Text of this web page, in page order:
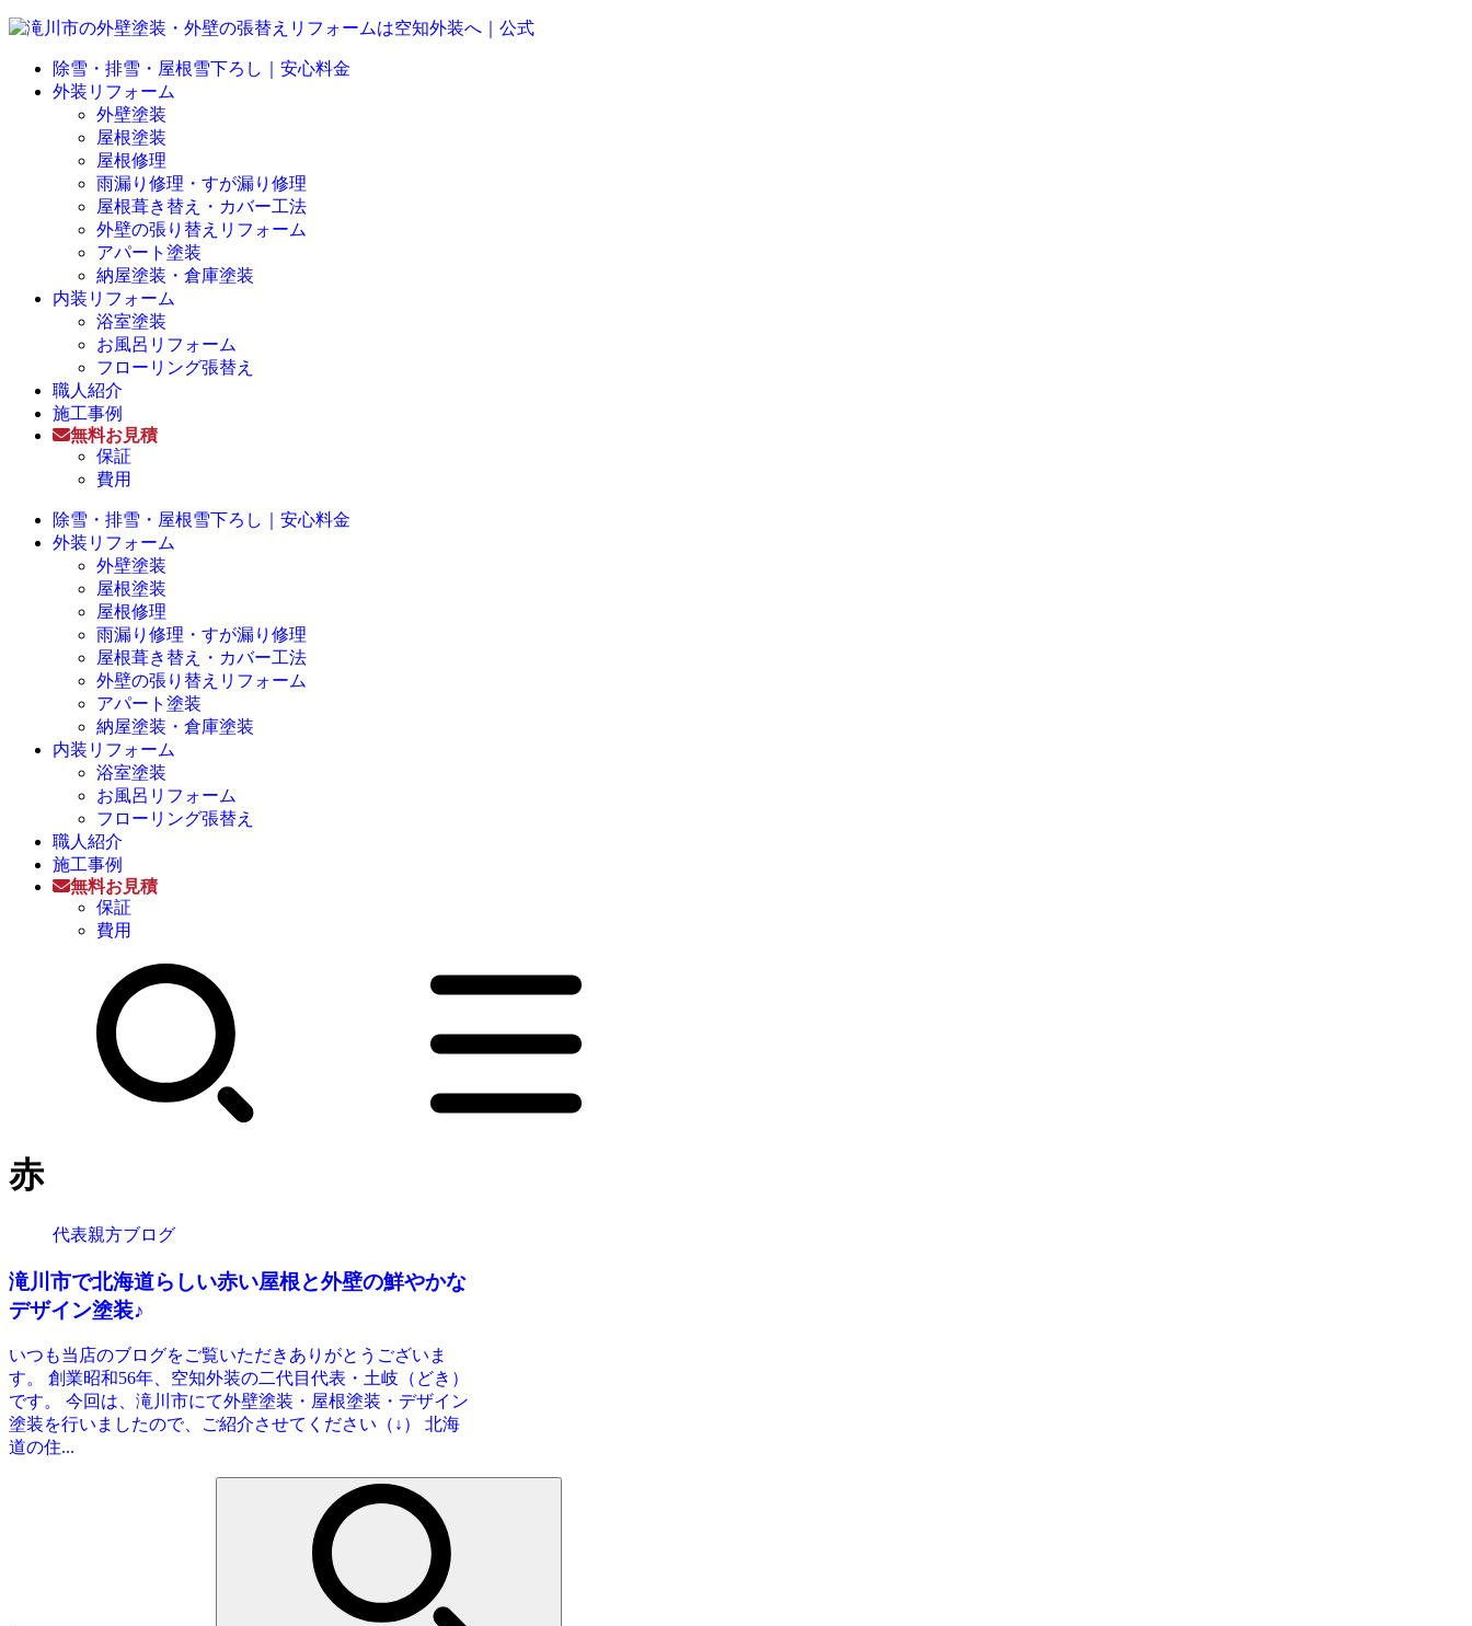
除雪・排雪・屋根雪下ろし｜安心料金
外装リフォーム
外壁塗装
屋根塗装
屋根修理
雨漏り修理・すが漏り修理
屋根葺き替え・カバー工法
外壁の張り替えリフォーム
アパート塗装
納屋塗装・倉庫塗装
内装リフォーム
浴室塗装
お風呂リフォーム
フローリング張替え
職人紹介
施工事例
無料お見積
保証
費用
除雪・排雪・屋根雪下ろし｜安心料金
外装リフォーム
外壁塗装
屋根塗装
屋根修理
雨漏り修理・すが漏り修理
屋根葺き替え・カバー工法
外壁の張り替えリフォーム
アパート塗装
納屋塗装・倉庫塗装
内装リフォーム
浴室塗装
お風呂リフォーム
フローリング張替え
職人紹介
施工事例
無料お見積
保証
費用
赤
代表親方ブログ
滝川市で北海道らしい赤い屋根と外壁の鮮やかな
デザイン塗装♪
いつも当店のブログをご覧いただきありがとうございま
す。 創業昭和56年、空知外装の二代目代表・土岐（どき）
です。 今回は、滝川市にて外壁塗装・屋根塗装・デザイン
塗装を行いましたので、ご紹介させてください（↓） 北海
道の住...